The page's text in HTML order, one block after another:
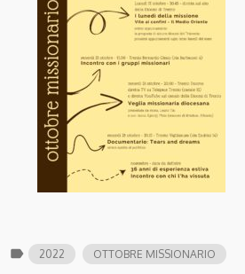
label 2022 OTTOBRE MISSIONARIO